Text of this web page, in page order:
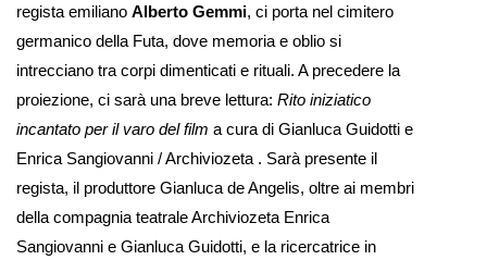
regista emiliano Alberto Gemmi, ci porta nel cimitero
germanico della Futa, dove memoria e oblio si
intrecciano tra corpi dimenticati e rituali. A precedere la
proiezione, ci sarà una breve lettura: Rito iniziatico
incantato per il varo del film a cura di Gianluca Guidotti e
Enrica Sangiovanni / Archiviozeta . Sarà presente il
regista, il produttore Gianluca de Angelis, oltre ai membri
della compagnia teatrale Archiviozeta Enrica
Sangiovanni e Gianluca Guidotti, e la ricercatrice in